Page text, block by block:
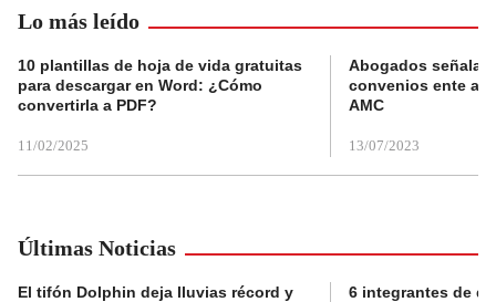
Lo más leído
10 plantillas de hoja de vida gratuitas
para descargar en Word: ¿Cómo
convertirla a PDF?
11/02/2025
Abogados
convenios ente
AMC
13/07/2023
Últimas Noticias
El tifón Dolphin deja lluvias récord y
6 integrantes de